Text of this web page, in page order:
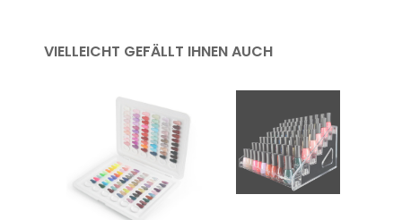
VIELLEICHT GEFÄLLT IHNEN AUCH